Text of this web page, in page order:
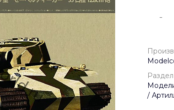
-
Раздел
/